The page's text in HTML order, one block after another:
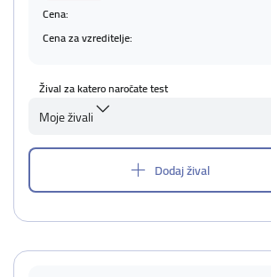
Cena:
Cena za vzreditelje:
Žival za katero naročate test
Moje živali
Dodaj žival